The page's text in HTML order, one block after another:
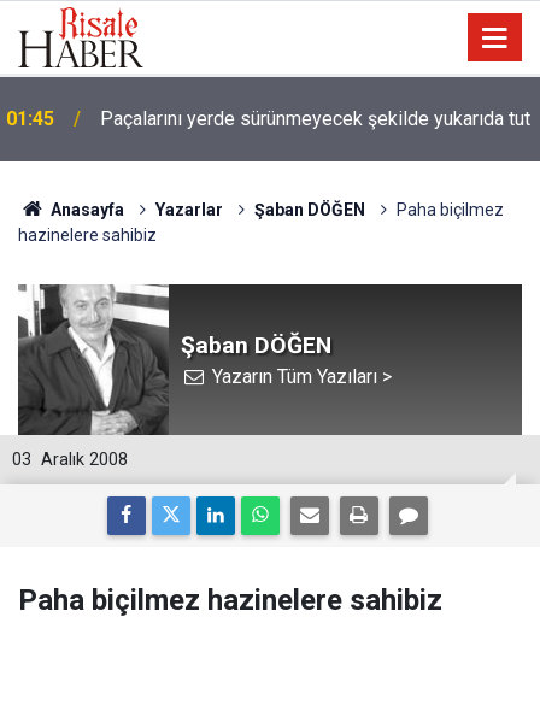
01:45 Paçalarını yerde sürünmeyecek şekilde yukarıda tut
Anasayfa Yazarlar Şaban DÖĞEN
Paha biçilmez
hazinelere sahibiz
Şaban DÖĞEN
Yazarın Tüm Yazıları >
03 Aralık 2008
Paha biçilmez hazinelere sahibiz